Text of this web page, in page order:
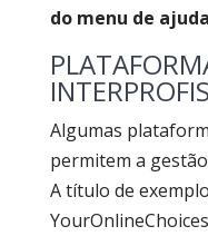
do menu de
Algumas
permitem a
A título de